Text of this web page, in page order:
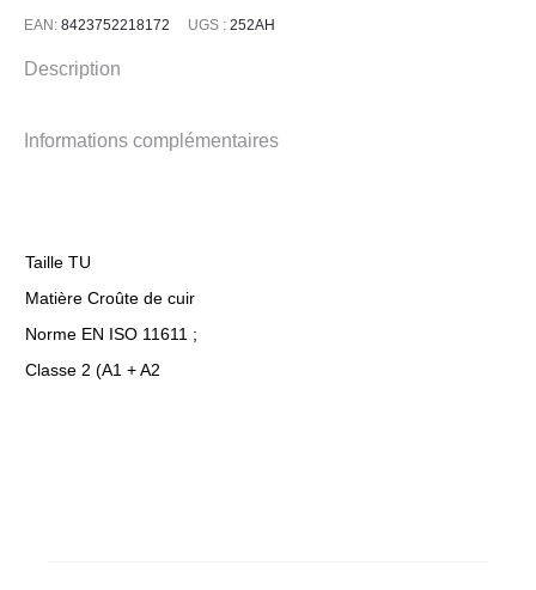
EAN: 8423752218172 UGS : 252AH
Description
Informations complémentaires
Taille TU
Matière Croûte de cuir
Norme EN ISO 11611 ;
Classe 2 (A1 + A2